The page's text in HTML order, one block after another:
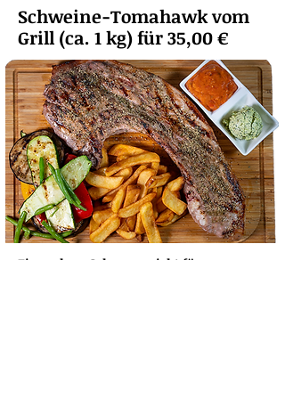
Schweine-Tomahawk vom
Grill (ca. 1 kg) für 35,00 €
Ein wahres Schwergewicht für